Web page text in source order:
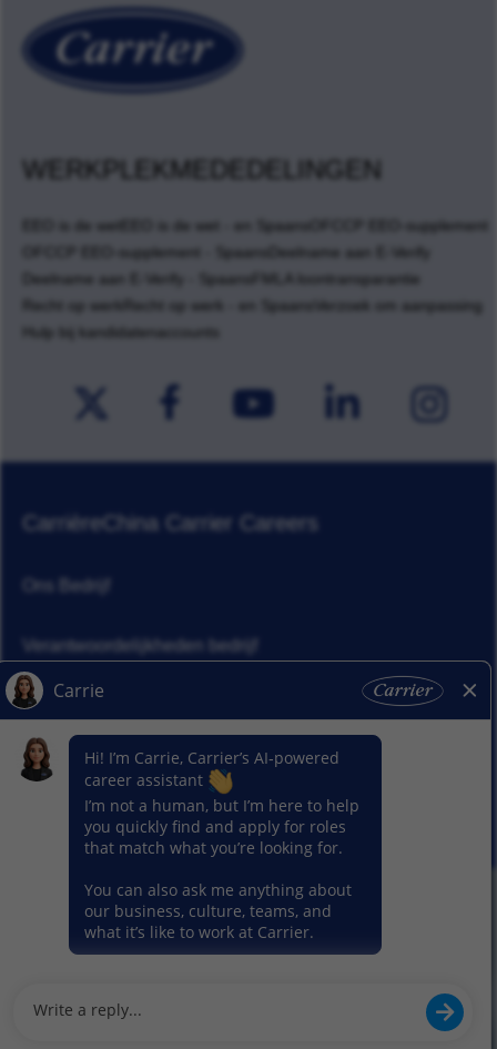
WERKPLEKMEDEDELINGEN
EEO is de wet EEO is de wet - en Spaans
OFCCP EEO-supplement
OFCCP EEO-supplement - Spaans
Deelname aan E-Verify
Deelname aan E-Verify - Spaans
FMLA loontransparantie
Recht op werk
Recht op werk - en Spaans
Verzoek om aanpassing
Hulp bij kandidatenaccounts
CarrièreChina Carrier Careers
Ons Bedrijf
Verantwoordelijkheden bedrijf
Nieuws
Ons segment
© 2026 Carrier. Carrier. Alle rechten voorbehouden.
Privacybeleid
Sitemap